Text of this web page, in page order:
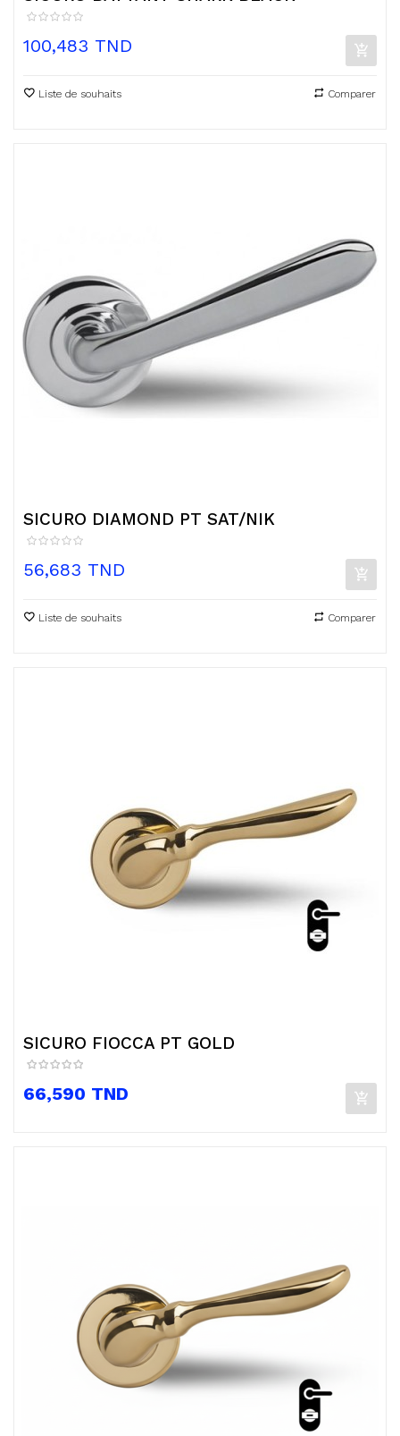
Prix
100,483 TND
Liste de souhaits Comparer
SICURO DIAMOND PT SAT/NIK
Prix
56,683 TND
Liste de souhaits Comparer
SICURO FIOCCA PT GOLD
Prix
66,590 TND